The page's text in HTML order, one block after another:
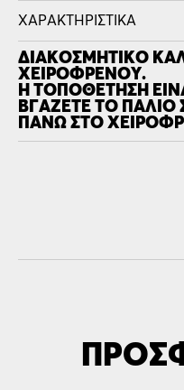
ΧΑΡΑΚΤΗΡΙΣΤΙΚΆ
ΔΙΑΚΟΣΜΗΤΙΚΌ
ΧΕΙΡΌΦΡΕΝΟΥ.
Η ΤΟΠΟΘΈΤΗΣΗ
ΒΓΆΖΕΤΕ ΤΟ ΠΑΛΙΌ
ΠΆΝΩ ΣΤΟ